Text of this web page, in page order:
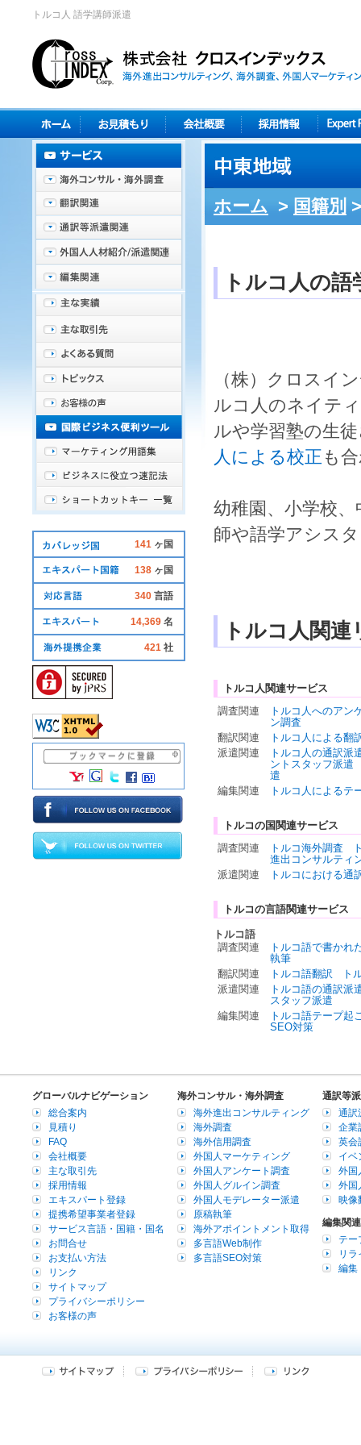
トルコ人 語学講師派遣
ホーム > 国籍別
トルコ人の
（株）クロスイ
ルコ人のネイテ
ルや学習塾の生
人による校正 も
幼稚園、小学校
師や語学アシス
トルコ人関連
トルコ人関連サービス
調査関連
トルコ人へのアン
ン調査
翻訳関連
トルコ人による翻
派遣関連
トルコ人の通訳派
ントスタッフ派遣
遣
編集関連
トルコ人によるテ
トルコの国関連サービス
調査関連
トルコ海外調査
進出コンサルティ
派遣関連
トルコにおける通
トルコの言語関連サービス
トルコ語
調査関連
トルコ語で書かれ
執筆
翻訳関連
トルコ語翻訳
ト
派遣関連
トルコ語の通訳派
スタッフ派遣
編集関連
トルコ語テープ起
SEO対策
141 ヶ国
138 ヶ国
340 言語
14,369 名
421 社
グローバルナビゲーション
総合案内
見積り
FAQ
会社概要
主な取引先
採用情報
エキスパート登録
提携希望事業者登録
サービス言語・国籍・国名
お問合せ
お支払い方法
リンク
サイトマップ
プライバシーポリシー
お客様の声
海外コンサル・海外調査
海外進出コンサルティング
海外調査
海外信用調査
外国人マーケティング
外国人アンケート調査
外国人グルイン調査
外国人モデレーター派遣
原稿執筆
海外アポイントメント取得
多言語Web制作
多言語SEO対策
通訳等
通訳
企業
英会
イベ
外国
外国
映像
編集関連
テー
リラ
編集